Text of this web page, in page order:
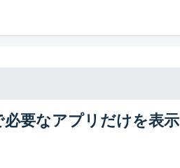
要なアプリだけを表示